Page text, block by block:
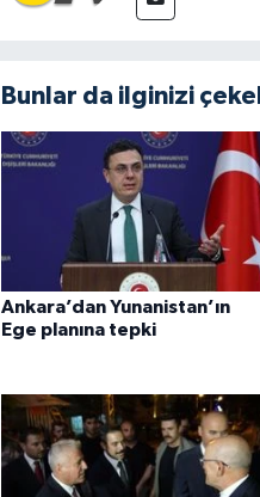
Bunlar da ilginizi
Ankara’dan Yunanistan’ın
Ege planına tepki